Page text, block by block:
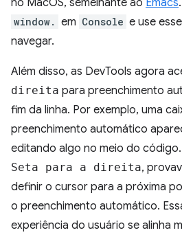
no MacOS, semelhante ao Emacs
window. em Console e use
navegar.
Além disso, as DevTools agora
direita para preenchimento
fim da linha. Por exemplo, uma
preenchimento automático
editando algo no meio do
Seta para a direita,
definir o cursor para a próxima
o preenchimento automático.
experiência do usuário se alinha